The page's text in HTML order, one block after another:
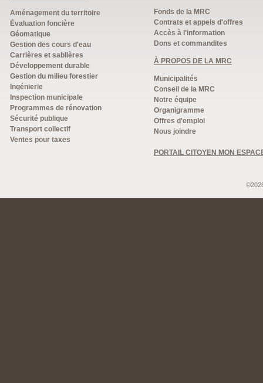
Aménagement du territoire
Évaluation foncière
Géomatique
Gestion des cours d'eau
Carrières et sablières
Développement durable
Gestion du milieu forestier
Ingénierie
Inspection municipale
Programmes de rénovation
Sécurité publique
Transport collectif
Ventes pour taxes
Fonds de la MRC
Contrats et appels d'offres
Accès à l'information
Dons et commandites
À PROPOS DE LA MRC
Municipalités
Conseil de la MRC
Notre équipe
Organigramme
Offres d'emploi
Nous joindre
PORTAIL CITOYEN MON